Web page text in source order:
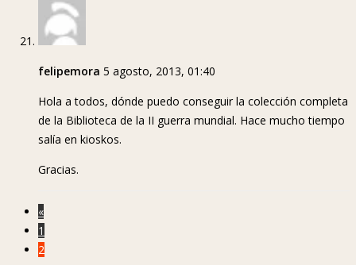
felipemora 5 agosto, 2013, 01:40
Hola a todos, dónde puedo conseguir la colección completa
de la Biblioteca de la II guerra mundial. Hace mucho tiempo
salía en kioskos.
Gracias.
«
1
2